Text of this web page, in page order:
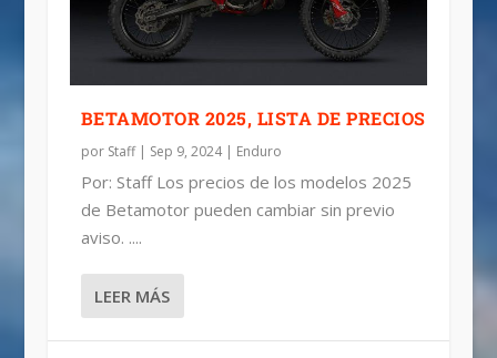
RX 300 Y 450 DE BETAMOTOR 2025
BETA DE CROSS RX 450 4T 2024
BETA ENDURO 2023
BETAMOTOR 2025, LISTA DE PRECIOS
por Staff| Sep 9, 2024| Enduro
Por: Staff Los precios de los modelos 2025
de Betamotor pueden cambiar sin previo
aviso. ....
LEER MÁS